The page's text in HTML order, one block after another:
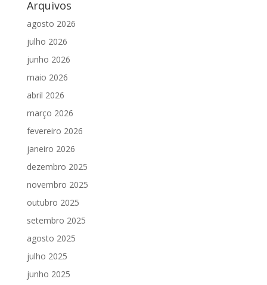
Arquivos
agosto 2026
julho 2026
junho 2026
maio 2026
abril 2026
março 2026
fevereiro 2026
janeiro 2026
dezembro 2025
novembro 2025
outubro 2025
setembro 2025
agosto 2025
julho 2025
junho 2025